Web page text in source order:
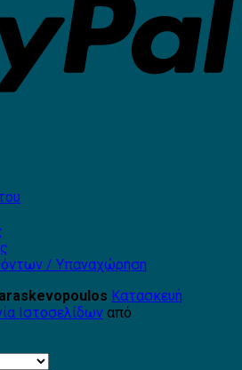
/ Υπαναχώρηση
Κατασκευή
Ιστοσελίδων από